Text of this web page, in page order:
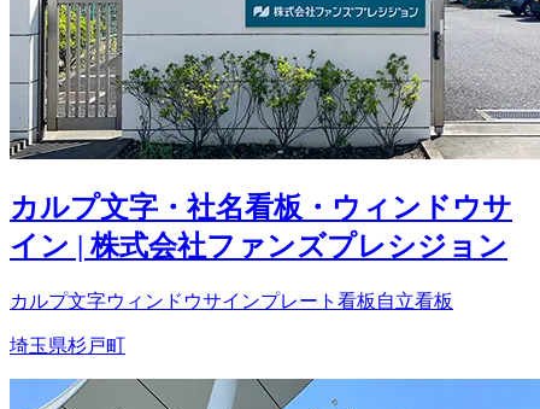
カルプ文字・社名看板・ウィンドウサ
イン | 株式会社ファンズプレシジョン
カルプ文字ウィンドウサインプレート看板 自立看板
埼玉県杉戸町